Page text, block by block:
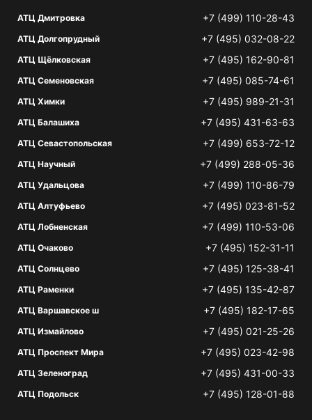
АТЦ Дмитровка +7 (499) 110-28-43
АТЦ Долгопрудный +7 (495) 032-08-22
АТЦ Щёлковская +7 (495) 162-90-81
АТЦ Семеновская +7 (495) 085-74-61
АТЦ Химки +7 (495) 989-21-31
АТЦ Балашиха +7 (495) 431-63-63
АТЦ Севастопольская +7 (499) 653-72-12
АТЦ Научный +7 (499) 288-05-36
АТЦ Удальцова +7 (499) 110-86-79
АТЦ Алтуфьево +7 (495) 023-81-52
АТЦ Лобненская +7 (499) 110-53-06
АТЦ Очаково +7 (495) 152-31-11
АТЦ Солнцево +7 (495) 125-38-41
АТЦ Раменки +7 (495) 135-42-87
АТЦ Варшавское ш +7 (495) 182-17-65
АТЦ Измайлово +7 (495) 021-25-26
АТЦ Проспект Мира +7 (495) 023-42-98
АТЦ Зеленоград +7 (495) 431-00-33
АТЦ Подольск +7 (495) 128-01-88